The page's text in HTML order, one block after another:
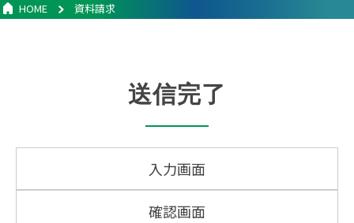
HOME 資料請求
送信完了
入力画面
確認画面